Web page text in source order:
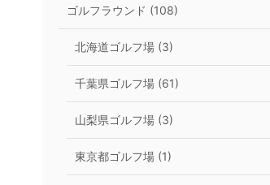
ゴルフラウンド (108)
北海道ゴルフ場 (3)
千葉県ゴルフ場 (61)
山梨県ゴルフ場 (3)
東京都ゴルフ場 (1)